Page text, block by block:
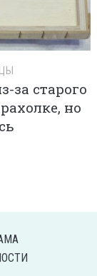
за старого
но